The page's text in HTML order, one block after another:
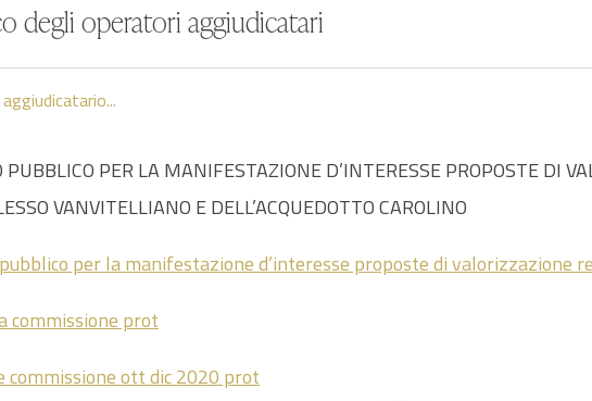
degli operatori aggiudicatari
PUBBLICO PER LA MANIFESTAZIONE D’INTERESSE PROPOSTE DI
VANVITELLIANO E DELL’ACQUEDOTTO CAROLINO
per la manifestazione d’interesse proposte di valorizzazione
commissione prot
commissione ott dic 2020 prot